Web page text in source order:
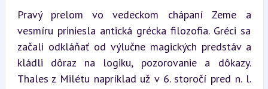
Pravý prelom vo vedeckom chápaní Zeme a
vesmíru priniesla antická grécka filozofia. Gréci sa
začali odkláňať od výlučne magických predstáv a
kládli dôraz na logiku, pozorovanie a dôkazy.
Thales z Milétu napríklad už v 6. storočí pred n. l.